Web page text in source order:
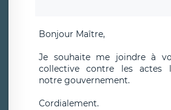
Bonjour Maître,
Je souhaite me joindre à
collective contre les actes
notre gouvernement.
Cordialement.